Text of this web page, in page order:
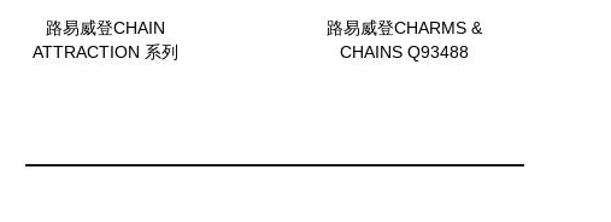
路易威登CHAIN
ATTRACTION 系列
路易威登CHARMS &
CHAINS Q93488